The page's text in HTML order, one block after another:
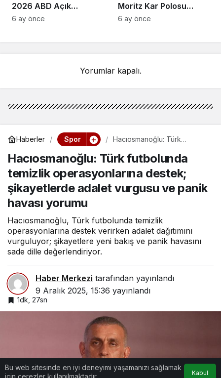
2026 ABD Açık
Kadınlar Polo
6 ay önce
Moritz Kar Polosu
Dünya Kupası’nı
6 ay önce
Yorumlar kapalı.
Haberler Spor
Hacıosmanoğlu: Türk
operasyonlarına destek;
şikayetlerde adalet vurgusu
ve panik havası yorumu
Hacıosmanoğlu: Türk futbolunda
temizlik operasyonlarına destek;
şikayetlerde adalet vurgusu ve panik
havası yorumu
Hacıosmanoğlu, Türk futbolunda temizlik
operasyonlarına destek verirken adalet dağıtımını
vurguluyor; şikayetlere yeni bakış ve panik havasını
sade dille değerlendiriyor.
Haber Merkezi tarafından yayınlandı
9 Aralık 2025, 15:36 yayınlandı
1dk, 27sn
Bu web sitesinde en iyi deneyimi yaşamanızı sağlamak
için çerezler kullanılmaktadır.
Kabul